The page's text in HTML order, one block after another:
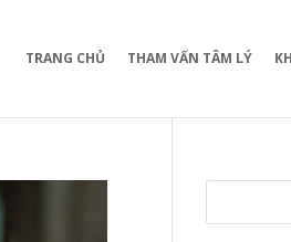
TRANG CHỦ THAM VẤN TÂM LÝ